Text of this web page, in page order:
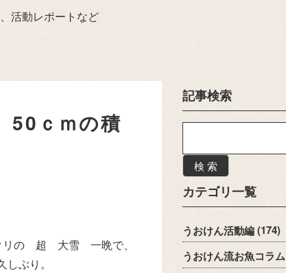
活動レポートなど
ｃｍの積
リの 超 大雪 一晩で、
ぶり。
記事検索
検 索
カテゴリ一覧
うおけん活動編(174)
うおけん流お魚コラム